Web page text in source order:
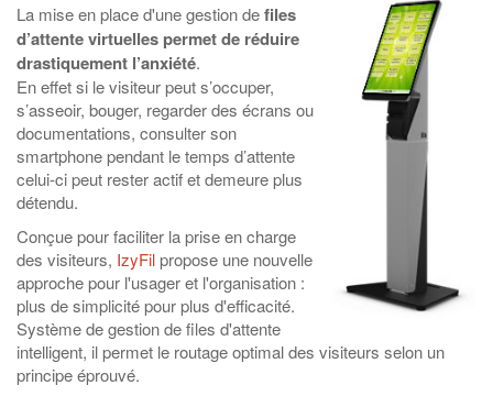
La mise en place d'une gestion defiles
d’attente virtuelles permet de réduire
drastiquement l’anxiété.
En effet si le visiteur peut s’occuper,
s’asseoir, bouger, regarder des écrans ou
documentations, consulter son
smartphone pendant le temps d’attente
celui-ci peut rester actif et demeure plus
détendu.
Conçue pour faciliter la prise en charge
des visiteurs, IzyFilpropose une nouvelle
approche pour l'usager et l'organisation :
plus de simplicité pour plus d'efficacité.
Système de gestion de files d'attente
intelligent, il permet le routage optimal des visiteurs selon un
principe éprouvé.